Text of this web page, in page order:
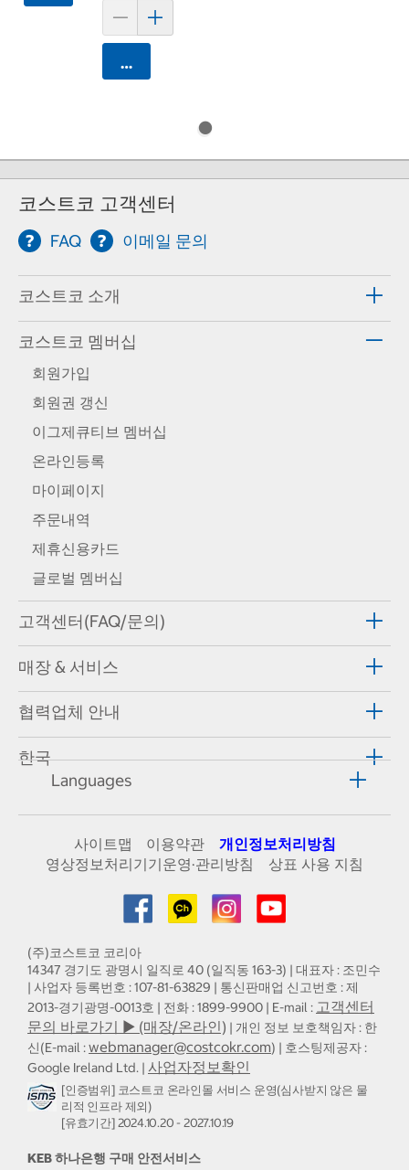
카트에 담기
코스트코 고객센터
FAQ 이메일 문의
코스트코 소개
코스트코 멤버십
회원가입
회원권 갱신
이그제큐티브 멤버십
온라인등록
마이페이지
주문내역
제휴신용카드
글로벌 멤버십
고객센터(FAQ/문의)
매장 & 서비스
협력업체 안내
한국
Languages
사이트맵 이용약관
개인정보처리방침
영상정보처리기기운영·관리방침
상표 사용 지침
(주)코스트코 코리아
14347 경기도 광명시 일직로 40 (일직동 163-3) | 대표자 : 조민수
| 사업자 등록번호 : 107-81-63829 | 통신판매업 신고번호 : 제
2013-경기광명-0013호 | 전화 : 1899-9900 | E-mail : 고객센터
문의 바로가기 ▶ (매장/온라인) | 개인 정보 보호책임자 : 한
신(E-mail :webmanager@costcokr.com) | 호스팅제공자 :
Google Ireland Ltd. | 사업자정보확인
[인증범위] 코스트코 온라인몰 서비스 운영(심사받지 않은 물
리적 인프라 제외)
[유효기간] 2024.10.20 - 2027.10.19
KEB 하나은행 구매 안전서비스